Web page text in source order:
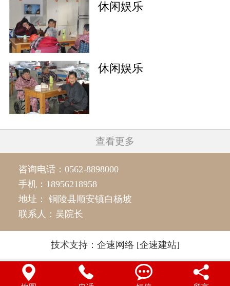
休闲娱乐
休闲娱乐
查看更多
咨询电话： 0562-8898000
手机： 18956218958
地址： 铜陵县顺安镇白杨坡
联系人：吴院长
技术支持： 企速网络 [企速建站]
   